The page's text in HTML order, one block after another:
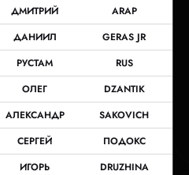
ДМИТРИЙ
ARAP
ДАНИИЛ
GERAS JR
РУСТАМ
RUS
ОЛЕГ
DZANTIK
АЛЕКСАНДР
SAKOVICH
СЕРГЕЙ
ПОДОКС
ИГОРЬ
DRUZHINA